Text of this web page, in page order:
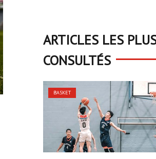
ARTICLES LES
CONSULTÉS
BASKET